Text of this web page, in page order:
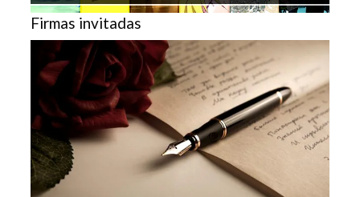
Firmas invitadas